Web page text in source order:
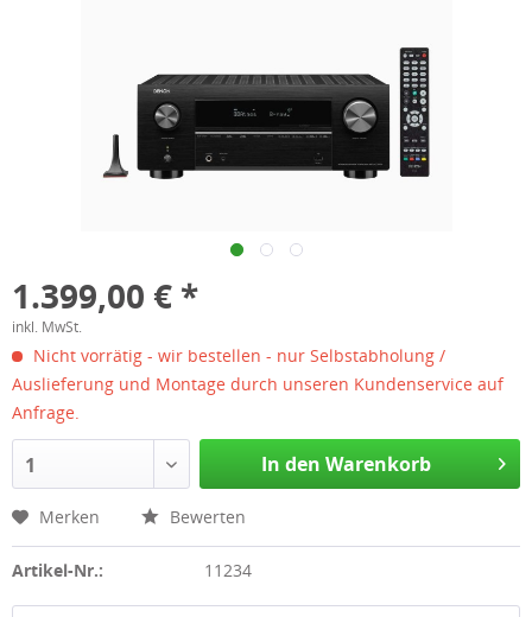
1.399,00 € *
inkl. MwSt.
Nicht vorrätig - wir bestellen - nur Selbstabholung /
Auslieferung und Montage durch unseren Kundenservice auf
Anfrage.
1 In den Warenkorb
Merken Bewerten
Artikel-Nr.: 11234